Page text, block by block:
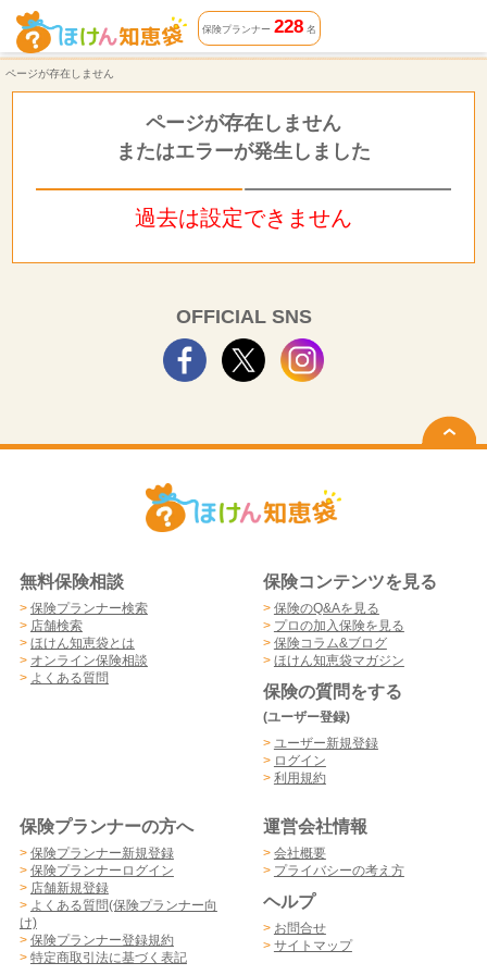
ページが存在しません | ほけん知恵袋
保険プランナー 228名
ページが存在しません
ページが存在しません
またはエラーが発生しました
過去は設定できません
OFFICIAL SNS
無料保険相談
> 保険プランナー検索
> 店舗検索
> ほけん知恵袋とは
> オンライン保険相談
> よくある質問
保険コンテンツを見る
> 保険のQ&Aを見る
> プロの加入保険を見る
> 保険コラム&ブログ
> ほけん知恵袋マガジン
保険の質問をする
(ユーザー登録)
> ユーザー新規登録
> ログイン
> 利用規約
保険プランナーの方へ
> 保険プランナー新規登録
> 保険プランナーログイン
> 店舗新規登録
> よくある質問(保険プランナー向
け)
> 保険プランナー登録規約
> 特定商取引法に基づく表記
運営会社情報
> 会社概要
> プライバシーの考え方
ヘルプ
> お問合せ
> サイトマップ